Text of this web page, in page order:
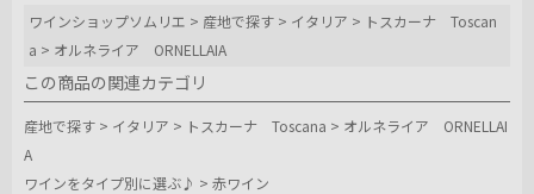
ワインショップソムリエ > 産地で探す > イタリア > トスカーナ Toscan
a > オルネライア ORNELLAIA
この商品の関連カテゴリ
産地で探す > イタリア > トスカーナ Toscana > オルネライア ORNELLAI
A
ワインをタイプ別に選ぶ♪ > 赤ワイン